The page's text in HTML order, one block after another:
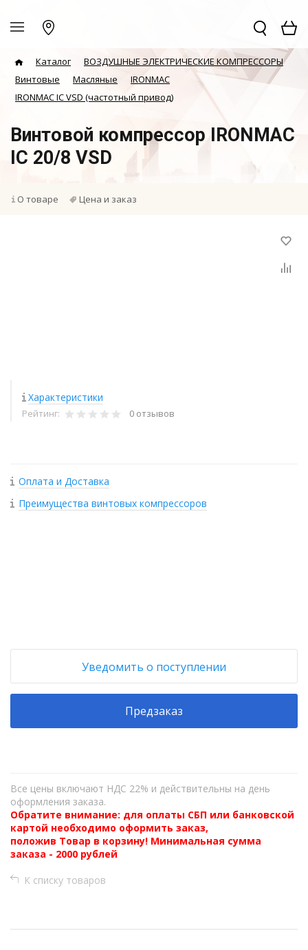
Каталог
ВОЗДУШНЫЕ ЭЛЕКТРИЧЕСКИЕ КОМПРЕССОРЫ
Винтовые
Масляные
IRONMAC
IRONMAC IC VSD (частотный привод)
Винтовой компрессор IRONMAC
IC 20/8 VSD
О товаре Цена и заказ
Характеристики
Рейтинг: 0 отзывов
Оплата и Доставка
Преимущества винтовых компрессоров
Уведомить о поступлении
Предзаказ
Все цены включают НДС 22% и действительны на день
оформления заказа.
Обратите внимание: для оплаты СБП или банковской
картой необходимо оформить заказ,
положив Товар в корзину! Минимальная сумма
заказа - 2000 рублей
К списку товаров